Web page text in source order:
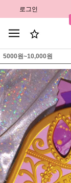
로그인
5000원~10,000원